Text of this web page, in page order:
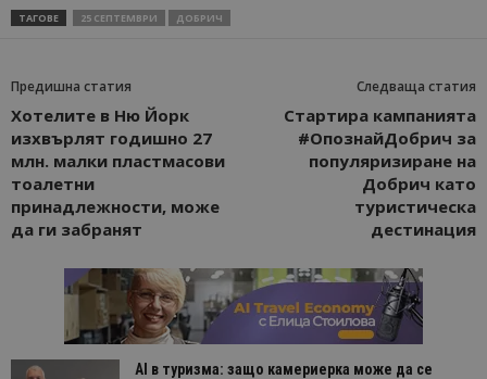
ТАГОВЕ 25 СЕПТЕМВРИ ДОБРИЧ
Предишна статия
Хотелите в Ню Йорк
изхвърлят годишно 27
млн. малки пластмасови
тоалетни
принадлежности, може
да ги забранят
Следваща статия
Стартира кампанията
#ОпознайДобрич за
популяризиране на
Добрич като
туристическа
дестинация
AI в туризма: защо камериерка може да се